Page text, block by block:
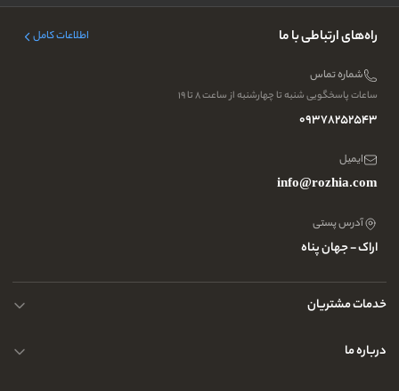
راه‌های ارتباطی با ما اطلاعات کامل
شماره تماس
ساعات پاسخگویی شنبه تا چهارشنبه از ساعت ۸ تا ۱۹
09378252543
ایمیل
info@rozhia.com
آدرس پستی
اراک - جهان پناه
خدمات مشتریان
حریم خصوصی کاربران
درباره ما